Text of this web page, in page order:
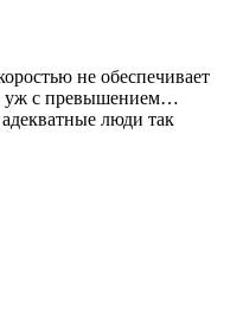
не обеспечивает
уж с превышением…
люди так